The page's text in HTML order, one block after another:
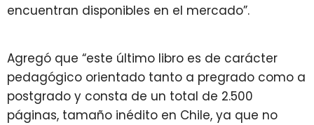
encuentran disponibles en el mercado”.
Agregó que “este último libro es de carácter
pedagógico orientado tanto a pregrado como a
postgrado y consta de un total de 2.500
páginas, tamaño inédito en Chile, ya que no